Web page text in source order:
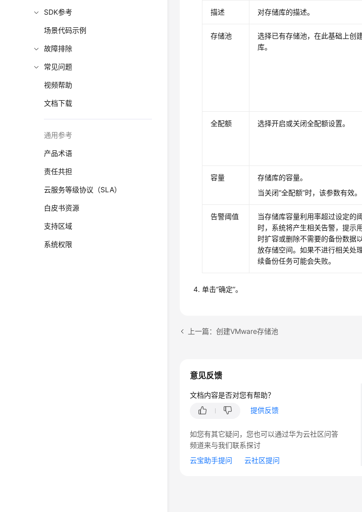
SDK参考
场景代码示例
故障排除
常见问题
视频帮助
文档下载
通用参考
产品术语
责任共担
云服务等级协议（SLA）
白皮书资源
支持区域
系统权限
描述 对存储库的描述。
存储池
选择已有存储池，在此基础上创
库。
全配额 选择开启或关闭全配额设置。
容量
存储库的容量。
当关闭“全配额”时，该参数有效。
告警阈值
当存储库容量利用率超过设定的
时，系统将产生相关告警，提示
时扩容或删除不需要的备份数据
放存储空间。如果不进行相关处
续备份任务可能会失败。
单击“确定”。
上一篇：创建VMware存储池
意见反馈
文档内容是否对您有帮助？
提供反馈
如您有其它疑问，您也可以通过华为云社区问答
频道来与我们联系探讨
云宝助手提问
云社区提问